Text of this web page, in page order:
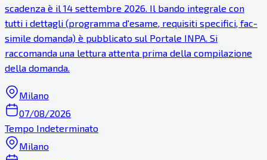
scadenza è il 14 settembre 2026. Il bando integrale con
tutti i dettagli (programma d'esame, requisiti specifici, fac-
simile domanda) è pubblicato sul Portale INPA. Si
raccomanda una lettura attenta prima della compilazione
della domanda.
Milano
07/08/2026
Tempo Indeterminato
Milano